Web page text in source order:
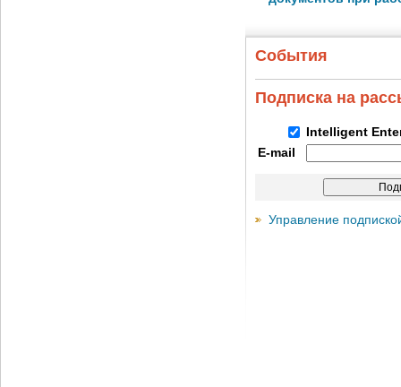
События
Подписка на
Intelligent
E-mail
Управление